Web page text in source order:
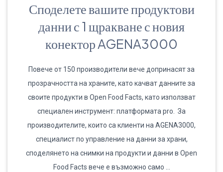
Споделете вашите продуктови
данни с 1 щракване с новия
конектор AGENA3000
Повече от 150 производители вече допринасят за
прозрачността на храните, като качват данните за
своите продукти в Open Food Facts, като използват
специален инструмент: платформата pro. За
производителите, които са клиенти на AGENA3000,
специалист по управление на данни за храни,
споделянето на снимки на продукти и данни в Open
Food Facts вече е възможно само …